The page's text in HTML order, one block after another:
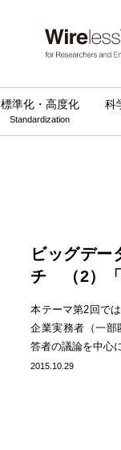
標準化・高度化
Standardization
科
ビッグデー
チ （2）「
本テーマ第2回で
企業実務者（一部
答者の議論を中心
2015.10.29